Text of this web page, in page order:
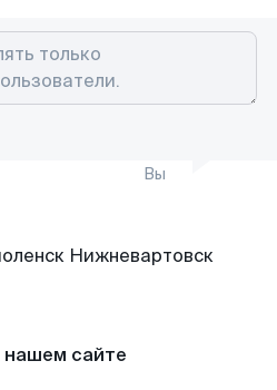
Вы
нашем сайте